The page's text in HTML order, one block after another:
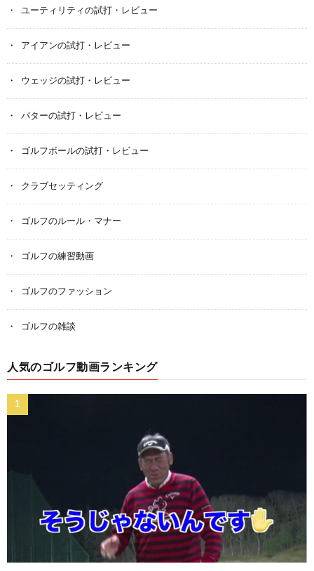
ユーティリティの試打・レビュー
アイアンの試打・レビュー
ウェッジの試打・レビュー
パターの試打・レビュー
ゴルフボールの試打・レビュー
クラブセッティング
ゴルフのルール・マナー
ゴルフの練習動画
ゴルフのファッション
ゴルフの雑談
人気のゴルフ動画ランキング